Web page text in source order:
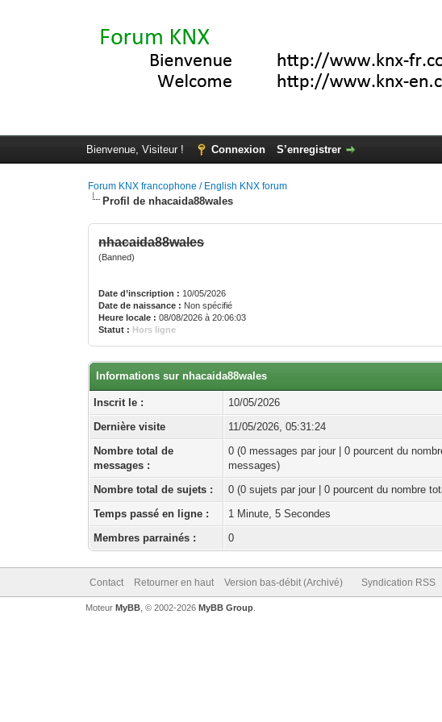
Bienvenue, Visiteur ! Connexion S’enregistrer
Forum KNX francophone / English KNX forum
Profil de nhacaida88wales
nhacaida88wales
(Banned)
Date d’inscription : 10/05/2026
Date de naissance : Non spécifié
Heure locale : 08/08/2026 à 20:06:03
Statut : Hors ligne
Informations sur nhacaida88wales
Inscrit le :
10/05/2026
Dernière visite
11/05/2026, 05:31:24
Nombre total de
messages :
0 (0 messages par jour | 0 pourcent du
messages)
Nombre total de sujets :
0 (0 sujets par jour | 0 pourcent du nombre
Temps passé en ligne :
1 Minute, 5 Secondes
Membres parrainés :
0
Contact Retourner en haut Version bas-débit (Archivé) Syndication RSS
Moteur MyBB, © 2002-2026 MyBB Group.